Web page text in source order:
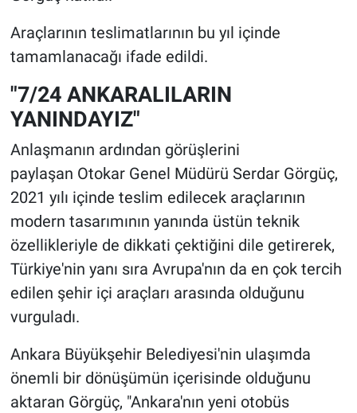
Araçlarının teslimatlarının bu yıl içinde
tamamlanacağı ifade edildi.
"7/24 ANKARALILARIN
YANINDAYIZ"
Anlaşmanın ardından görüşlerini
paylaşan Otokar Genel Müdürü Serdar Görgüç,
2021 yılı içinde teslim edilecek araçlarının
modern tasarımının yanında üstün teknik
özellikleriyle de dikkati çektiğini dile getirerek,
Türkiye'nin yanı sıra Avrupa'nın da en çok tercih
edilen şehir içi araçları arasında olduğunu
vurguladı.
Ankara Büyükşehir Belediyesi'nin ulaşımda
önemli bir dönüşümün içerisinde olduğunu
aktaran Görgüç, "Ankara'nın yeni otobüs